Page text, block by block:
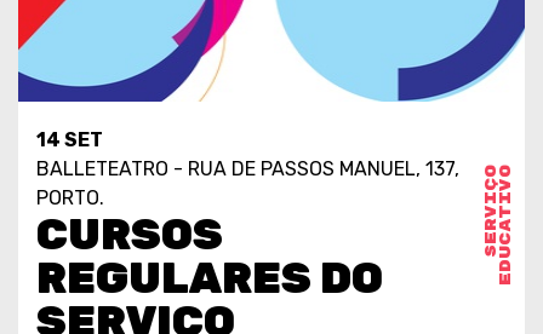
14 SET
BALLETEATRO - RUA DE PASSOS MANUEL, 137,
PORTO.
CURSOS
REGULARES DO
SERVIÇO
S
E
R
V
I
Ç
O
E
D
U
C
A
T
I
VO